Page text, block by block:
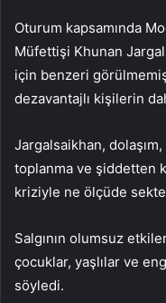
Oturum kapsamında
Müfettişi Khunan
için benzeri
dezavantajlı kişilerin
Jargalsaikhan,
toplanma ve şiddetten
kriziyle ne ölçüde
Salgının olumsuz
çocuklar, yaşlılar ve
söyledi.